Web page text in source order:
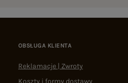
OBSŁUGA KLIENTA
Reklamacje | Zwroty
Koszty i formy dostawy